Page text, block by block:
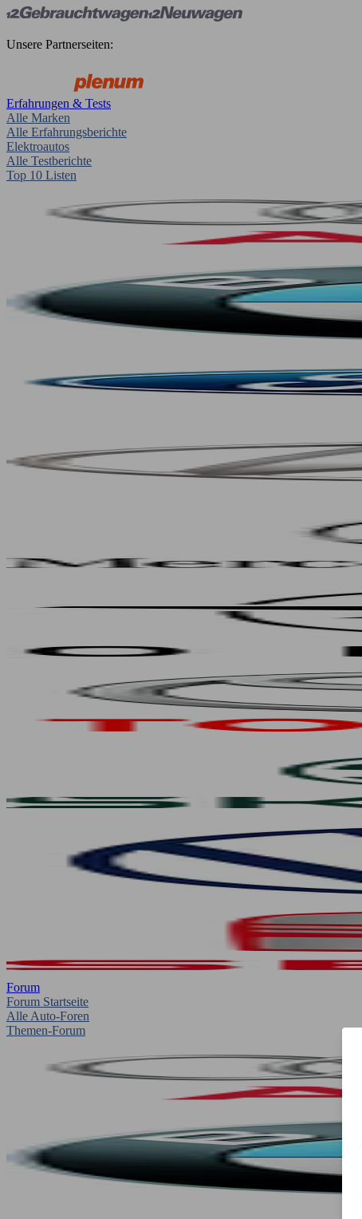
Unsere Partnerseiten:
Erfahrungen & Tests
Alle Marken
Alle Erfahrungsberichte
Elektroautos
Alle Testberichte
Top 10 Listen
Forum
Forum Startseite
Alle Auto-Foren
Themen-Forum